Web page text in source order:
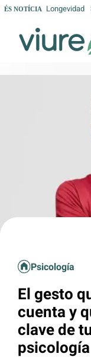
ÉS NOTÍCIA Longevidad
Psicología
El gesto
cuenta y
clave de
psicología